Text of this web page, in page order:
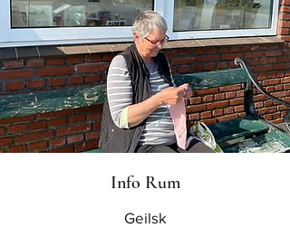
Info Rum
Geilsk